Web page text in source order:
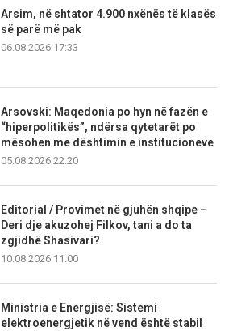
Arsim, në shtator 4.900 nxënës të klasës
së parë më pak
06.08.2026 17:33
Arsovski: Maqedonia po hyn në fazën e
“hiperpolitikës”, ndërsa qytetarët po
mësohen me dështimin e institucioneve
05.08.2026 22:20
Editorial / Provimet në gjuhën shqipe –
Deri dje akuzohej Filkov, tani a do ta
zgjidhë Shasivari?
10.08.2026 11:00
Ministria e Energjisë: Sistemi
elektroenergjetik në vend është stabil